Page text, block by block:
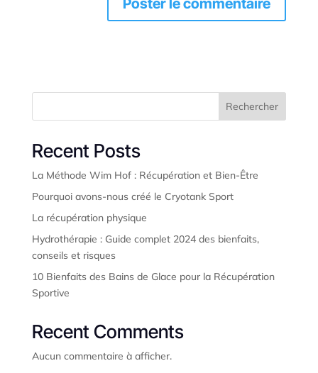
Rechercher
Recent Posts
La Méthode Wim Hof : Récupération et Bien-Être
Pourquoi avons-nous créé le Cryotank Sport
La récupération physique
Hydrothérapie : Guide complet 2024 des bienfaits,
conseils et risques
10 Bienfaits des Bains de Glace pour la Récupération
Sportive
Recent Comments
Aucun commentaire à afficher.